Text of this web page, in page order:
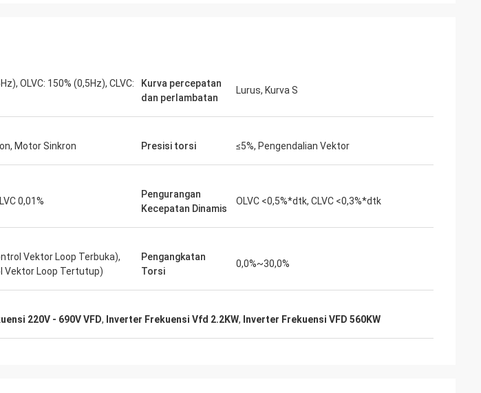
dengan biaya yang jauh lebih rendah. Luar
biasa untuk aplikasi khusus.
trip. Nilai yang luar biasa dan mitra yang
OLVC: 150% (0,5Hz), CLVC:
Kurva percepatan
dan perlambatan
Lurus, Kurva S
Motor Sinkron Presisi torsi ≤5%, Pengendalian Vektor
0,01%
Pengurangan
Kecepatan Dinamis
OLVC <0,5%*dtk, CLVC <0,3%*dtk
Vektor Loop Terbuka),
Vektor Loop Tertutup)
Pengangkatan
Torsi
0,0%~30,0%
220V - 690V VFD, Inverter Frekuensi Vfd 2.2KW, Inverter Frekuensi VFD 560KW